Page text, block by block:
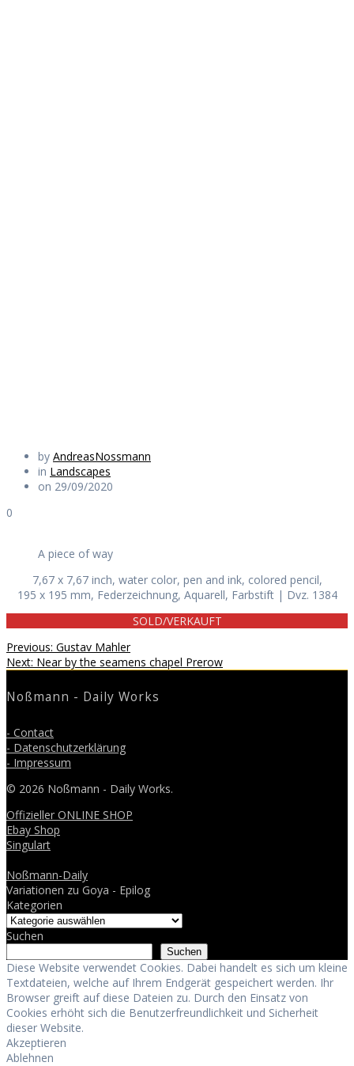
by AndreasNossmann
in Landscapes
on 29/09/2020
0
A piece of way
7,67 x 7,67 inch, water color, pen and ink, colored pencil,
195 x 195 mm, Federzeichnung, Aquarell, Farbstift | Dvz. 1384
SOLD/VERKAUFT
Beitragsnavigation
Previous: Previous
post:
Gustav Mahler
Next: Next
Near by the seamens chapel Prerow
Noßmann - Daily Works
- Contact
- Datenschutzerklärung
- Impressum
© 2026 Noßmann - Daily Works.
Offizieller ONLINE SHOP
Ebay Shop
Singulart
Noßmann-Daily
Variationen zu Goya - Epilog
Kategorien
Suchen
Suchen
Diese Website verwendet Cookies. Dabei handelt es sich um kleine
Textdateien, welche auf Ihrem Endgerät gespeichert werden. Ihr
Browser greift auf diese Dateien zu. Durch den Einsatz von
Cookies erhöht sich die Benutzerfreundlichkeit und Sicherheit
dieser Website.
Akzeptieren
Ablehnen